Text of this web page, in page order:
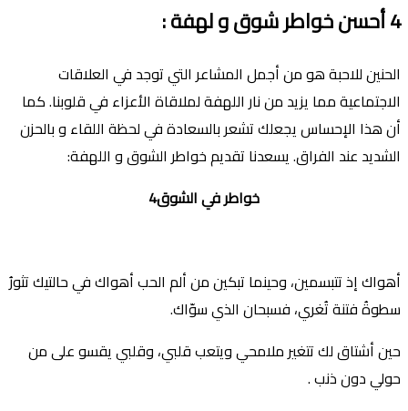
4أحسن خواطر شوق و لهفة:
الحنين للاحبة هو من أجمل المشاعر التي توجد في العلاقات
الاجتماعية مما يزيد من نار اللهفة لملاقاة اﻷعزاء في قلوبنا. كما
أن هذا اﻹحساس يجعلك تشعر بالسعادة في لحظة اللقاء و بالحزن
الشديد عند الفراق. يسعدنا تقديم خواطر الشوق و اللهفة:
خواطر في الشوق4
أهواك إذ تتبسمين، وحينما تبكين من ألم الحب أهواك في حالتيك تثورُ
سطوةُ فتنة تُغري، فسبحان الذي سوّاك.
حين أشتاق لك تتغير ملامحي ويتعب قلبي، وقلبي يقسو على من
حولي دون ذنب .